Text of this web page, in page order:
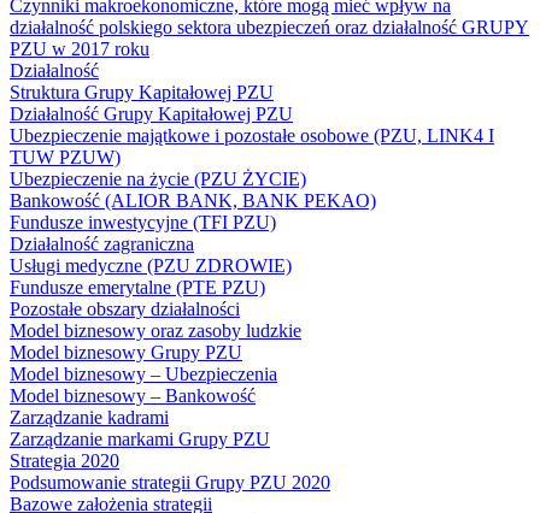
Czynniki makroekonomiczne, które mogą mieć wpływ na
działalność polskiego sektora ubezpieczeń oraz działalność GRUPY
PZU w 2017 roku
Działalność
Struktura Grupy Kapitałowej PZU
Działalność Grupy Kapitałowej PZU
Ubezpieczenie majątkowe i pozostałe osobowe (PZU, LINK4 I
TUW PZUW)
Ubezpieczenie na życie (PZU ŻYCIE)
Bankowość (ALIOR BANK, BANK PEKAO)
Fundusze inwestycyjne (TFI PZU)
Działalność zagraniczna
Usługi medyczne (PZU ZDROWIE)
Fundusze emerytalne (PTE PZU)
Pozostałe obszary działalności
Model biznesowy oraz zasoby ludzkie
Model biznesowy Grupy PZU
Model biznesowy – Ubezpieczenia
Model biznesowy – Bankowość
Zarządzanie kadrami
Zarządzanie markami Grupy PZU
Strategia 2020
Podsumowanie strategii Grupy PZU 2020
Bazowe założenia strategii